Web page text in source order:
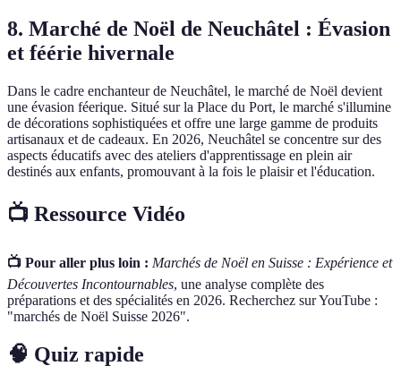
8. Marché de Noël de Neuchâtel : Évasion
et féérie hivernale
Dans le cadre enchanteur de Neuchâtel, le marché de Noël devient
une évasion féerique. Situé sur la Place du Port, le marché s'illumine
de décorations sophistiquées et offre une large gamme de produits
artisanaux et de cadeaux. En 2026, Neuchâtel se concentre sur des
aspects éducatifs avec des ateliers d'apprentissage en plein air
destinés aux enfants, promouvant à la fois le plaisir et l'éducation.
📺 Ressource Vidéo
📺 Pour aller plus loin : Marchés de Noël en Suisse : Expérience et
Découvertes Incontournables, une analyse complète des
préparations et des spécialités en 2026. Recherchez sur YouTube :
"marchés de Noël Suisse 2026".
🧠 Quiz rapide